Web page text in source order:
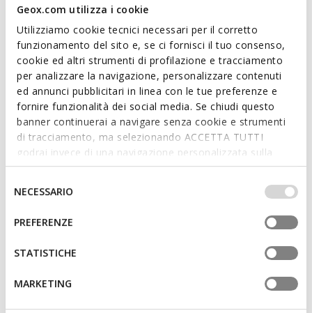
Geox.com utilizza i cookie
Utilizziamo cookie tecnici necessari per il corretto
funzionamento del sito e, se ci fornisci il tuo consenso,
cookie ed altri strumenti di profilazione e tracciamento
per analizzare la navigazione, personalizzare contenuti
ed annunci pubblicitari in linea con le tue preferenze e
fornire funzionalità dei social media. Se chiudi questo
banner continuerai a navigare senza cookie e strumenti
di tracciamento, ma selezionando ACCETTA TUTTI
godrai invece di una navigazione personalizzata sulla
base dei tuoi gusti ed interessi. Selezionando
IMPOSTAZIONI potrai anche scegliere quali cookies ed
altri strumenti di tracciamento autorizzare. Per maggiori
informazioni o per modificare in qualsiasi momento le
tue impostazioni, visita la nostra
consenso
NECESSARIO
PREFERENZE
STATISTICHE
MARKETING
Botas de tornozelo salto baixo
€155,00
2 CORES
€140,00
NORIZE MULHER
€200,00